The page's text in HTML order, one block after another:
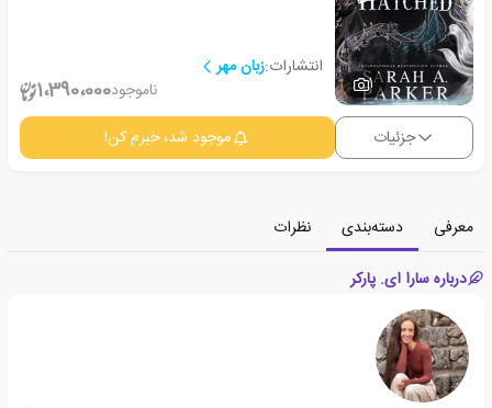
1
انتشارات:زبان مهر
ناموجود1،390،000
جزئیات موجود شد، خبرم کن!
معرفی دسته‌بندی
نظرات
درباره سارا ای. پارکر